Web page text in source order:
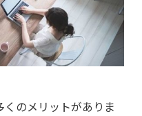
のメリットがありま